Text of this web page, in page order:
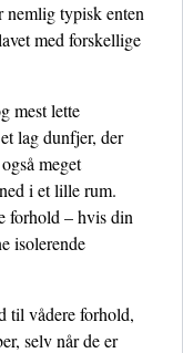
nemlig typisk enten
med forskellige
mest lette
lag dunfjer, der
meget
i et lille rum.
forhold – hvis din
isolerende
til vådere forhold,
selv når de er